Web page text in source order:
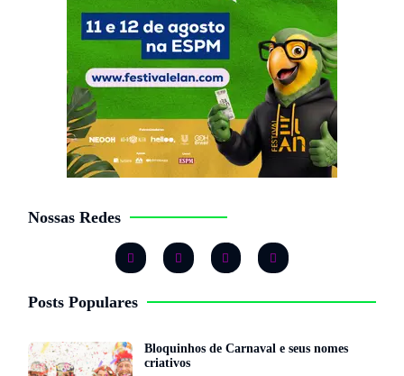
Nossas Redes
Posts Populares
Bloquinhos de Carnaval e seus nomes
criativos